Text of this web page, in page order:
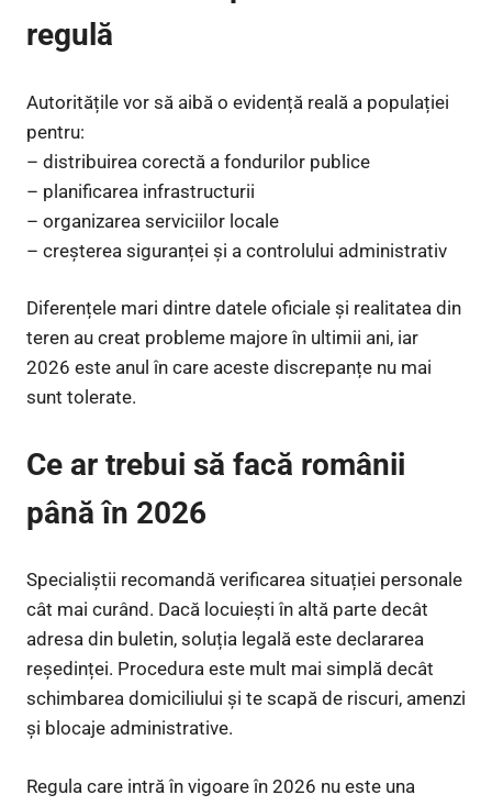
regulă
Autoritățile vor să aibă o evidență reală a populației
pentru:
– distribuirea corectă a fondurilor publice
– planificarea infrastructurii
– organizarea serviciilor locale
– creșterea siguranței și a controlului administrativ
Diferențele mari dintre datele oficiale și realitatea din
teren au creat probleme majore în ultimii ani, iar
2026 este anul în care aceste discrepanțe nu mai
sunt tolerate.
Ce ar trebui să facă românii
până în 2026
Specialiștii recomandă verificarea situației personale
cât mai curând. Dacă locuiești în altă parte decât
adresa din buletin, soluția legală este declararea
reședinței. Procedura este mult mai simplă decât
schimbarea domiciliului și te scapă de riscuri, amenzi
și blocaje administrative.
Regula care intră în vigoare în 2026 nu este una